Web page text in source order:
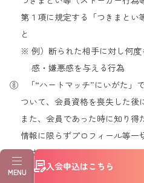
第１項に規定する「つきまとい
と
※ 例）断られた相手に対し何
感・嫌悪感を与える行為
⑧ 「“ハートマッチ”にいがた」
ついて、会員資格を喪失した後
また、会員であった時に知り
情報に限らずプロフィール等一
又は公開すること
そして、センターの許可なく当
入会申込はこちら